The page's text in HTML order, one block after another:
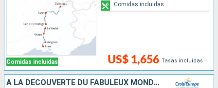
Comidas incluidas US$ 1,656 Tasas incluidas
Comidas incluidas
À LA DÉCOUVERTE DU FABULEUX MONDE DE LA VIGNE ET DU VIN, TERROIRS D'EXCEPTION DU RHÔNE ET DE LA SAÔNE